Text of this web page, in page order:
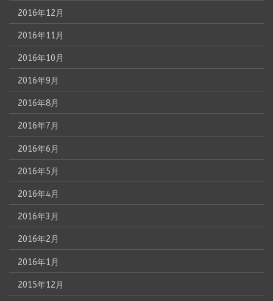
2016年12月
2016年11月
2016年10月
2016年9月
2016年8月
2016年7月
2016年6月
2016年5月
2016年4月
2016年3月
2016年2月
2016年1月
2015年12月